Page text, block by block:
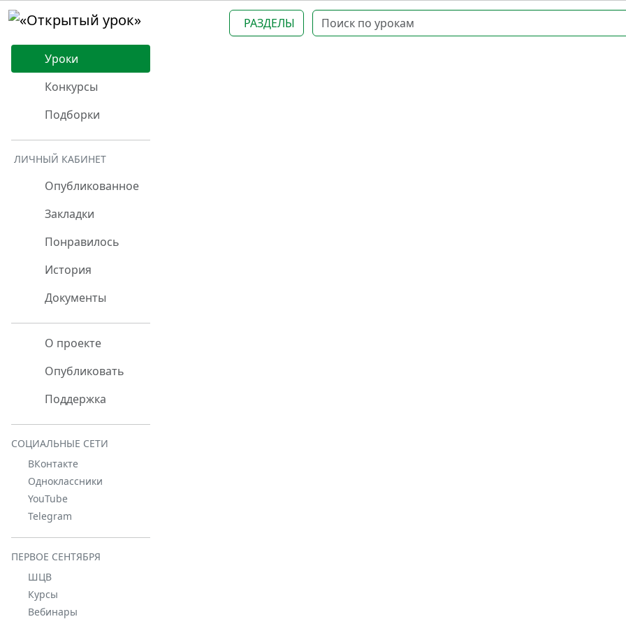
РАЗДЕЛЫ
Уроки
Конкурсы
Подборки
ЛИЧНЫЙ КАБИНЕТ
Опубликованное
Закладки
Понравилось
История
Документы
О проекте
Опубликовать
Поддержка
СОЦИАЛЬНЫЕ СЕТИ
ВКонтакте
Одноклассники
YouTube
Telegram
ПЕРВОЕ СЕНТЯБРЯ
ШЦВ
Курсы
Вебинары